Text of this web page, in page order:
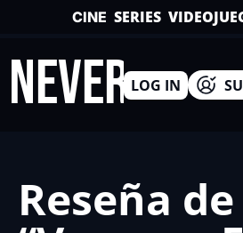
CINE SERIES
LOG IN
Reseña de